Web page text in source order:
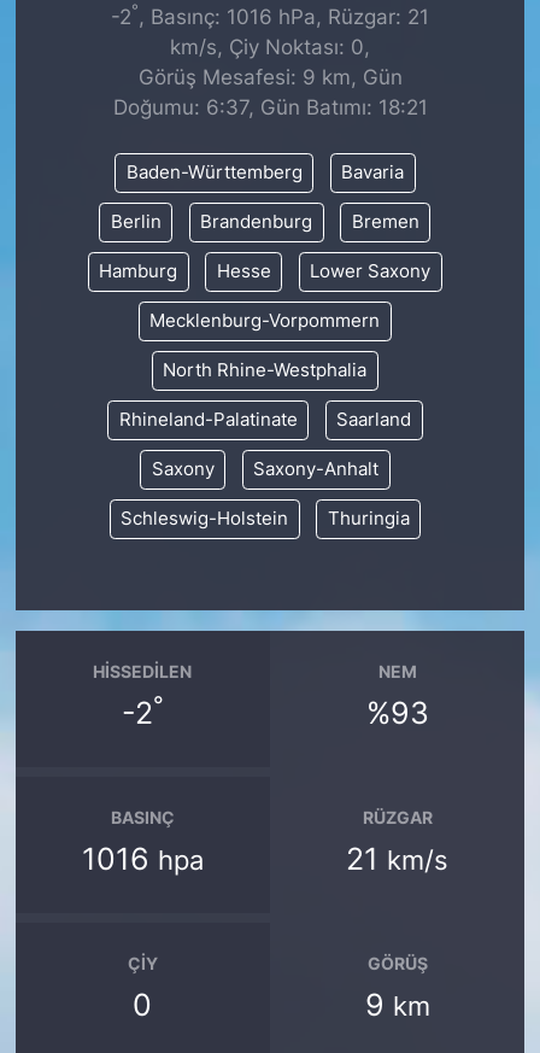
-2° , Basınç: 1016 hPa, Rüzgar: 21
km/s, Çiy Noktası: 0,
Görüş Mesafesi: 9 km, Gün
Doğumu: 6:37, Gün Batımı: 18:21
Baden-Württemberg Bavaria
Berlin Brandenburg Bremen
Hamburg Hesse Lower Saxony
Mecklenburg-Vorpommern
North Rhine-Westphalia
Rhineland-Palatinate Saarland
Saxony Saxony-Anhalt
Schleswig-Holstein Thuringia
HISSEDILEN
-2°
NEM
%93
BASINÇ
1016 hpa
RÜZGAR
21 km/s
ÇIY
0
GÖRÜŞ
9 km